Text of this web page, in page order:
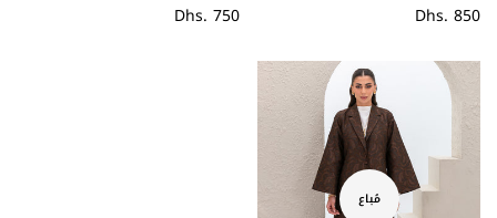
سعر
Dhs. 850
سعر
Dhs. 750
مُباع